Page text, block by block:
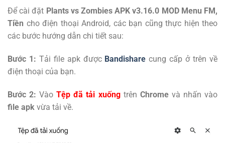
Để cài đặt Plants vs Zombies APK v3.16.0 MOD Menu FM,
Tiền cho điện thoại Android, các bạn cũng thực hiện theo
các bước hướng dẫn chi tiết sau:
Bước 1: Tải file apk được Bandishare cung cấp ở trên về
điện thoại của bạn.
Bước 2: VàoTệp đã tải xuốngtrên Chromevà nhấn vào
file apk vừa tải về.